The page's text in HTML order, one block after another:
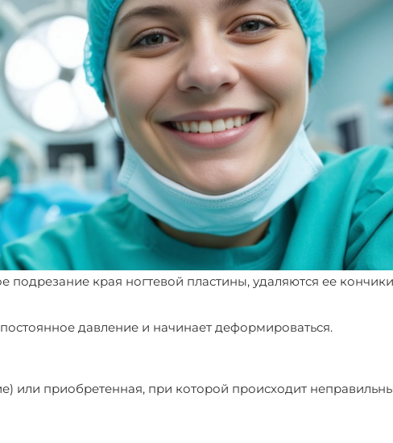
края ногтевой пластины, удаляются ее
давление и начинает деформироваться.
или приобретенная, при которой происходит